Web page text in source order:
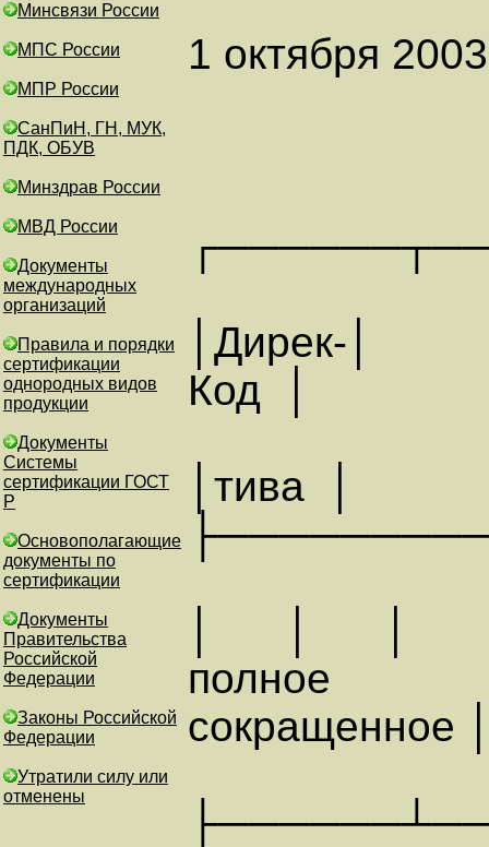
Минсвязи России
МПС России
МПР России
СанПиН, ГН, МУК,
ПДК, ОБУВ
Минздрав России
МВД России
Документы
международных
организаций
Правила и порядки
сертификации
однородных видов
продукции
Документы
Системы
сертификации ГОСТ
Р
Основополагающие
документы по
сертификации
Документы
Правительства
Российской
Федерации
Законы Российской
Федерации
Утратили силу или
отменены
1 октября
│Дирек-│
Код │
│тива │
полное
сокращенное